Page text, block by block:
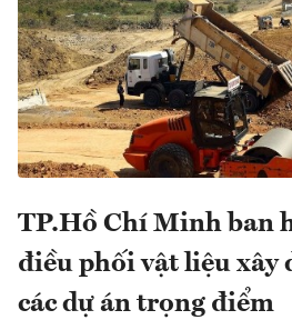
TP.Hồ Chí Minh ban
điều phối vật liệu xây
các dự án trọng điểm